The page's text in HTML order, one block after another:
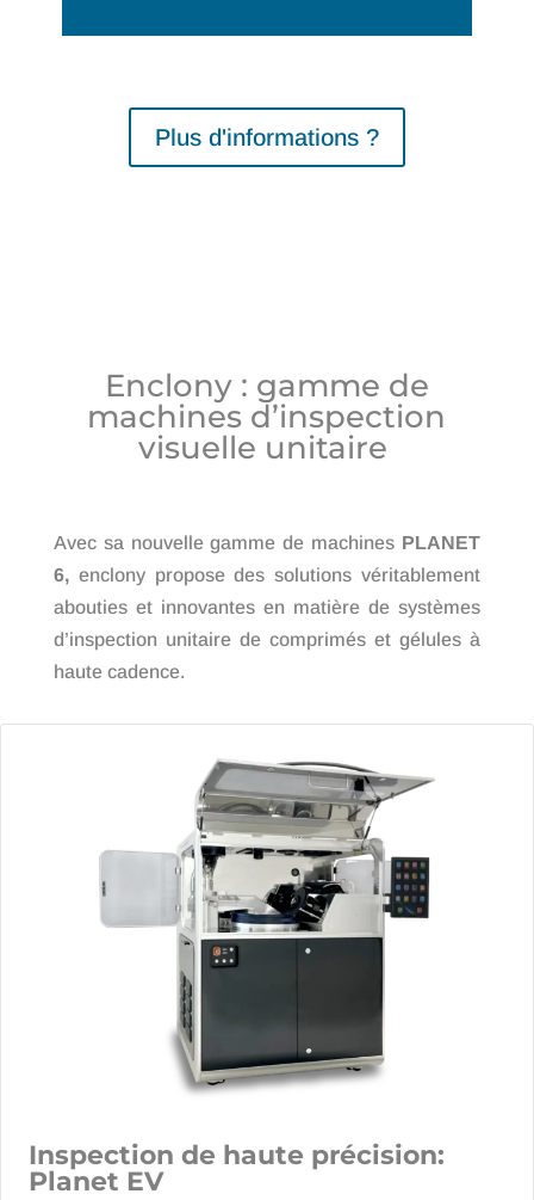
Plus d'informations ?
Enclony : gamme de
machines d’inspection
visuelle unitaire
Avec sa nouvelle gamme de machines PLANET
6,enclonypropose des solutions véritablement
abouties et innovantes en matière de systèmes
d’inspection unitaire de comprimés et gélules à
haute cadence.
Inspection de haute précision:
Planet EV